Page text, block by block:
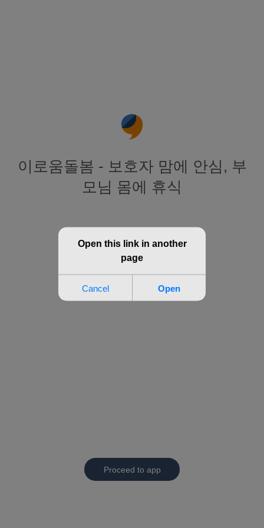
이로움돌봄 - 보호자 맘에 안심, 부
모님 몸에 휴식
Proceed to app